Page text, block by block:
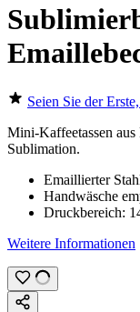
Seien Sie der
Mini-Kaffeetassen
Sublimation.
Emaillierter
Handwäsche
Druckbereich:
Weitere Informationen